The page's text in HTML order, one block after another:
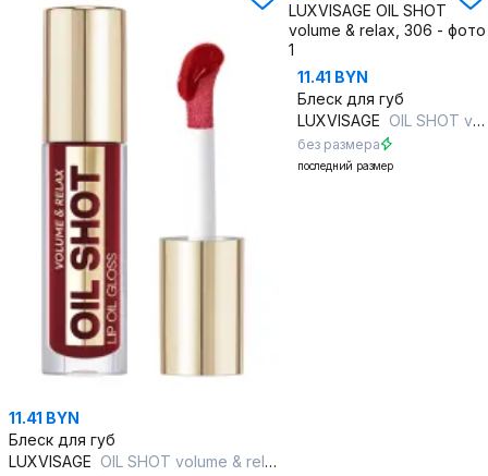
11.41 BYN
Блеск для губ
LUXVISAGE OIL SHOT volume & relax, 303
11.41 BYN
Блеск для губ
LUXVISAGE OIL SHOT volume & relax, 306
без размера
последний размер